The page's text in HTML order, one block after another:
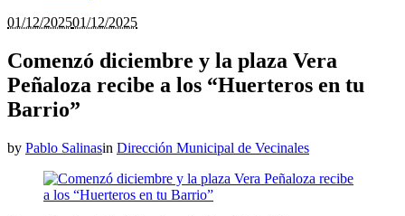
01/12/202501/12/2025
Comenzó diciembre y la plaza Vera
Peñaloza recibe a los “Huerteros en tu
Barrio”
by Pablo Salinasin Dirección Municipal de Vecinales